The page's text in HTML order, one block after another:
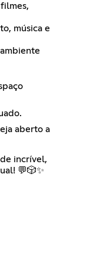
música e
aberto a
incrível,
💬🎲✨